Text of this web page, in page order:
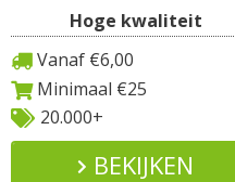
Hoge kwaliteit
Vanaf €6,00
Minimaal €25
20.000+
BEKIJKEN